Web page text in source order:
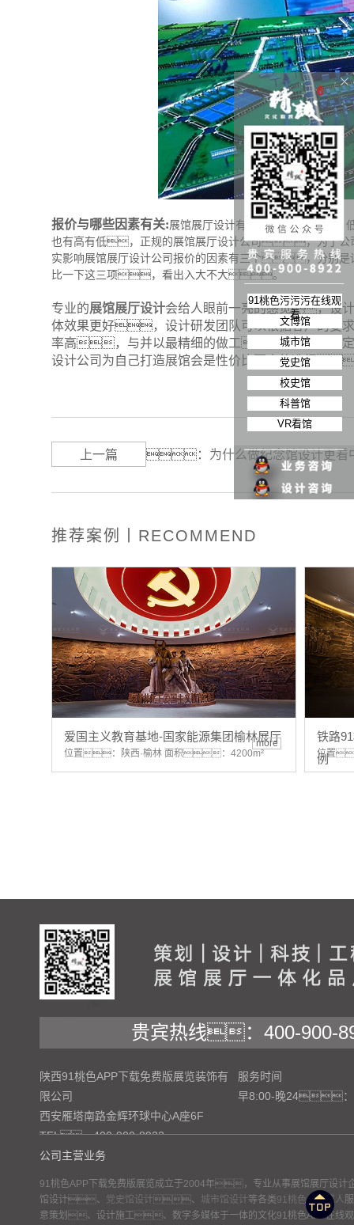
报价与哪些因素有关:展馆展厅设计有高、中、
也有高有低，正规的展馆展厅设计公司，为了
实影响展馆展厅设计公司报价的因素有三个，分别
比一下这三项，看出入大不大。
专业的展馆展厅设计会给人眼前一亮的感觉，设
体效果更好， 设计研发团队可以根据客户的
率高，与并以最精细的做工，为客户量身
设计公司为自己打造展馆会是性价比更高的选择
上一篇 ： 为什么做纪念馆设计更看
推荐案例丨RECOMMEND
爱国主义教育基地-国家能源集团榆林展厅
位置：陕西·榆林 面积：4200m²
more
铁路
例
位置
贵宾热线：400-900-
陕西91桃色APP下载免费版展览装饰有
限公司
西安雁塔南路金辉环球中心A座6F
TEL：400-900-8922
服务时间
早8:00-晚24：
公司主营业务
91桃色APP下载免费版展览成立于2004年，专业从事展馆展厅设
馆设计、 党史馆设计 、 城市馆设计等各类91桃色APP成人
意策划、设计施工、数字多媒体于一体的文化91桃色APP在线观
91桃色污污污在线观
看
文博馆
城市馆
党史馆
校史馆
科普馆
VR看馆
网站地图